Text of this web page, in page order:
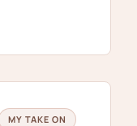
MY TAKE ON